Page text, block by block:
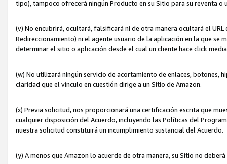
tipo), tampoco ofrecerá ningún Producto en su Sitio para su reventa o
(v) No encubrirá, ocultará, falsificará ni de otra manera ocultará el
Redireccionamiento) ni el agente usuario de la aplicación en la que
determinar el sitio o aplicación desde el cual un cliente hace click
(w) No utilizará ningún servicio de acortamiento de enlaces, botones,
claridad que el vínculo en cuestión dirige a un Sitio de Amazon.
(x) Previa solicitud, nos proporcionará una certificación escrita que
cualquier disposición del Acuerdo, incluyendo las Políticas del
nuestra solicitud constituirá un incumplimiento sustancial del Acuerdo.
(y) A menos que Amazon lo acuerde de otra manera, su Sitio no